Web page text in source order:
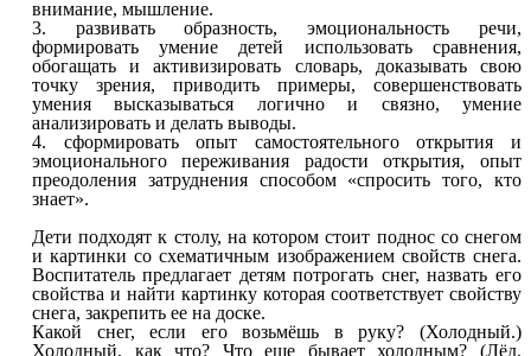
внимание, мышление.
3. развивать образность, эмоциональность речи,
формировать умение детей использовать сравнения,
обогащать и активизировать словарь, доказывать свою
точку зрения, приводить примеры, совершенствовать
умения высказываться логично и связно, умение
анализировать и делать выводы.
4. сформировать опыт самостоятельного открытия и
эмоционального переживания радости открытия, опыт
преодоления затруднения способом «спросить того, кто
знает».
Дети подходят к столу, на котором стоит поднос со снегом
и картинки со схематичным изображением свойств снега.
Воспитатель предлагает детям потрогать снег, назвать его
свойства и найти картинку которая соответствует свойству
снега, закрепить ее на доске.
Какой снег, если его возьмёшь в руку? (Холодный.)
Холодный, как что? Что еще бывает холодным? (Лёд,